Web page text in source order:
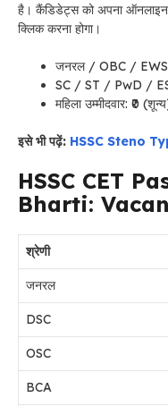
है। कैंडिडेट्स को अपना ऑनलाइन
क्लिक करना होगा।
जनरल / OBC / EWS:
SC / ST / PwD /
महिला उम्मीदवार: ₹0
इसे भी पढ़ें: HSSC Steno
HSSC CET
Bharti:
श्रेणी
जनरल
DSC
OSC
BCA